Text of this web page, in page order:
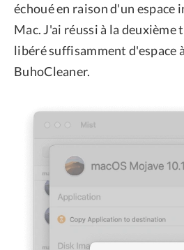
échoué en raison d'un espace
Mac. J'ai réussi à la
libéré suffisamment d'espace
BuhoCleaner.